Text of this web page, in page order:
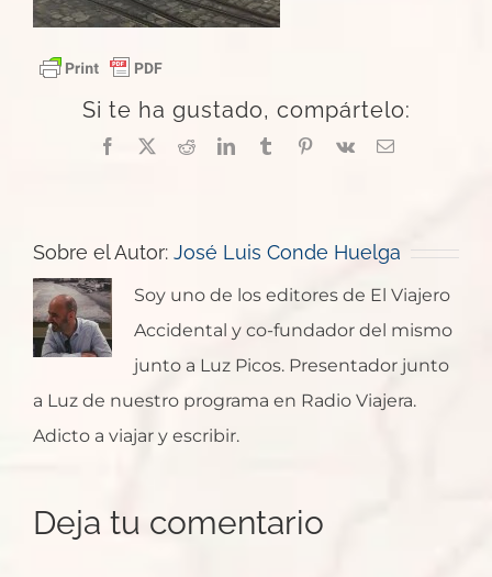
Si te ha gustado, compártelo:
Facebook
X RedditLinkedInTumblrPinterest
Vk
Correo
Sobre el Autor: José Luis Conde Huelga
Soy uno de los editores de El Viajero
Accidental y co-fundador del mismo
junto a Luz Picos. Presentador junto
a Luz de nuestro programa en Radio Viajera.
Adicto a viajar y escribir.
Deja tu comentario